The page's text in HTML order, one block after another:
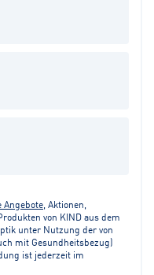
Angebote, Aktionen,
von KIND aus dem
unter Nutzung der von
mit Gesundheitsbezug)
ist jederzeit im